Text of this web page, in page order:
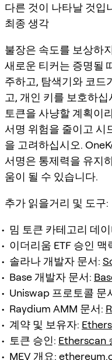
다른 것이 나타날 것입
최종 생각
불장은 속도를 보상하
새로운 티커는 증명될
주하고, 탐색기와 코드
고, 개인 키를 보호하
토큰을 사냥할 계획이
서명 위험을 줄이고 시
을 고려하십시오.
서명은 통제력을 유지
움이 될 수 있습니다.
추가 읽을거리 및 도구:
밈 토큰 카테고리 데
이더리움 ETF 승인 맥
솔라나 개발자 문서:
Base 개발자 문서:
Uniswap 프로토콜 문
Raydium AMM 문서:
계약 및 보유자:
토큰 승인: Etherscan
MEV 개요: